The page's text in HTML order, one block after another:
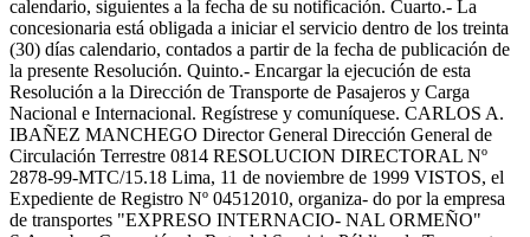
calendario, siguientes a la fecha de su notificación. Cuarto.- La
concesionaria está obligada a iniciar el servicio dentro de los treinta
(30) días calendario, contados a partir de la fecha de publicación de
la presente Resolución. Quinto.- Encargar la ejecución de esta
Resolución a la Dirección de Transporte de Pasajeros y Carga
Nacional e Internacional. Regístrese y comuníquese. CARLOS A.
IBAÑEZ MANCHEGO Director General Dirección General de
Circulación Terrestre 0814 RESOLUCION DIRECTORAL Nº
2878-99-MTC/15.18 Lima, 11 de noviembre de 1999 VISTOS, el
Expediente de Registro Nº 04512010, organiza- do por la empresa
de transportes "EXPRESO INTERNACIO- NAL ORMEÑO"